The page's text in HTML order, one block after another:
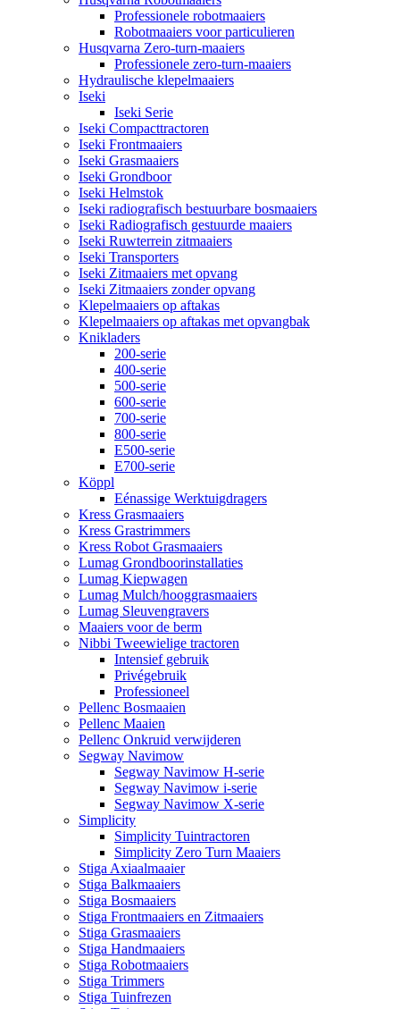
Professionele robotmaaiers
Robotmaaiers voor particulieren
Husqvarna Zero-turn-maaiers
Professionele zero-turn-maaiers
Hydraulische klepelmaaiers
Iseki
Iseki Serie
Iseki Compacttractoren
Iseki Frontmaaiers
Iseki Grasmaaiers
Iseki Grondboor
Iseki Helmstok
Iseki radiografisch bestuurbare bosmaaiers
Iseki Radiografisch gestuurde maaiers
Iseki Ruwterrein zitmaaiers
Iseki Transporters
Iseki Zitmaaiers met opvang
Iseki Zitmaaiers zonder opvang
Klepelmaaiers op aftakas
Klepelmaaiers op aftakas met opvangbak
Knikladers
200-serie
400-serie
500-serie
600-serie
700-serie
800-serie
E500-serie
E700-serie
Köppl
Eénassige Werktuigdragers
Kress Grasmaaiers
Kress Grastrimmers
Kress Robot Grasmaaiers
Lumag Grondboorinstallaties
Lumag Kiepwagen
Lumag Mulch/hooggrasmaaiers
Lumag Sleuvengravers
Maaiers voor de berm
Nibbi Tweewielige tractoren
Intensief gebruik
Privégebruik
Professioneel
Pellenc Bosmaaien
Pellenc Maaien
Pellenc Onkruid verwijderen
Segway Navimow
Segway Navimow H-serie
Segway Navimow i-serie
Segway Navimow X-serie
Simplicity
Simplicity Tuintractoren
Simplicity Zero Turn Maaiers
Stiga Axiaalmaaier
Stiga Balkmaaiers
Stiga Bosmaaiers
Stiga Frontmaaiers en Zitmaaiers
Stiga Grasmaaiers
Stiga Handmaaiers
Stiga Robotmaaiers
Stiga Trimmers
Stiga Tuinfrezen